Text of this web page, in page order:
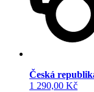
Česká
1 290,00 Kč